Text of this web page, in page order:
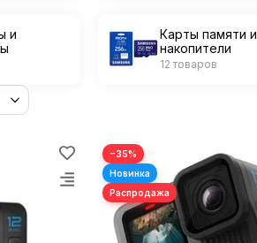
и
Карты памяти и
накопители
12 товаров
−35%